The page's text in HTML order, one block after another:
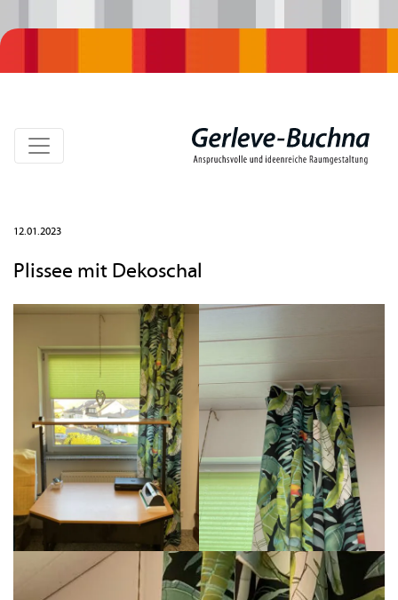
12.01.2023
Plissee mit Dekoschal